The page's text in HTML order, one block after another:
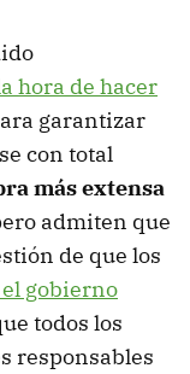
hora de hacer
garantizar
con total
más extensa
admiten que
de que los
gobierno
todos los
responsables